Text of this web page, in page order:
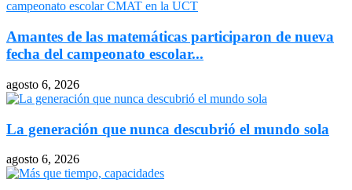
Amantes de las matemáticas participaron de nueva
fecha del campeonato escolar...
agosto 6, 2026
La generación que nunca descubrió el mundo sola
agosto 6, 2026